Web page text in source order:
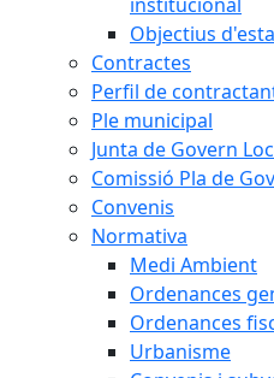
Objectius
Contractes
Perfil de
Ple municipal
Junta de Govern
Comissió Pla de
Convenis
Normativa
Medi Ambient
Ordenances
Ordenances
Urbanisme